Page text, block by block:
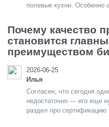
полевые кухни. Особенно
Почему качество
становится
преимуществом
2026-06-25
Илья
Согласен, что сегодня
недостаточно — его еще
раздел про сертификацию